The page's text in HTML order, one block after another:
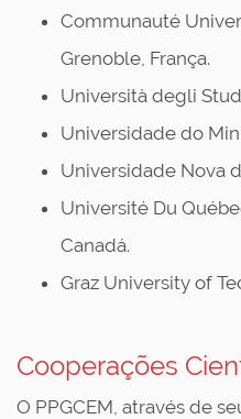
Communauté
Grenoble, França.
Università degli
Universidade do
Universidade Nova
Université Du
Canadá.
Graz University of
Cooperações
O PPGCEM, através de